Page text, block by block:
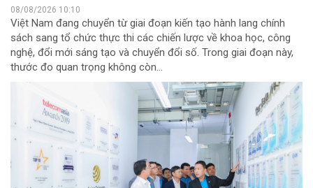
08/08/2026 10:10
Việt Nam đang chuyển từ giai đoạn kiến tạo hành lang chính
sách sang tổ chức thực thi các chiến lược về khoa học, công
nghệ, đổi mới sáng tạo và chuyển đổi số. Trong giai đoạn này,
thước đo quan trọng không còn...